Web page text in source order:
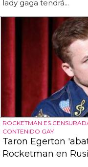
lady gaga tendrá...
ROCKETMAN ES
CONTENIDO GAY
Taron Egerton
Rocketman en